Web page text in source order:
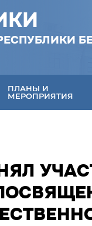
ПЛАНЫ И
МЕРОПРИЯТИЯ